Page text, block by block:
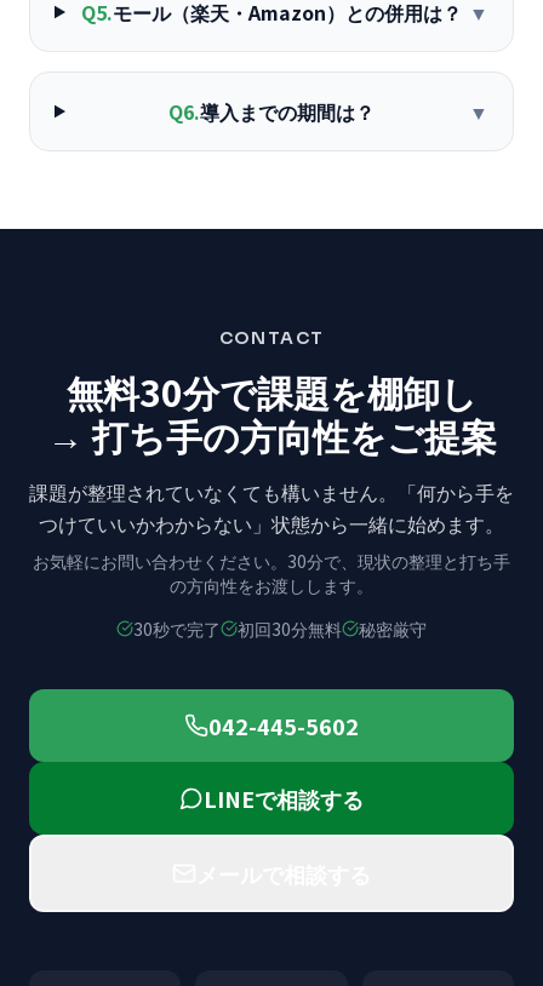
Q5.モール（楽天・Amazon）との併用は？ ▼
Q6.導入までの期間は？ ▼
CONTACT
無料30分で課題を棚卸し
→ 打ち手の方向性をご提案
課題が整理されていなくても構いません。
「何から手を
つけていいかわからない」状態から一緒に始めます。
お気軽にお問い合わせください。 30分で、現状の整理と打ち手
の方向性をお渡しします。
30秒で完了
初回30分無料 秘密厳守
042-445-5602
LINEで相談する